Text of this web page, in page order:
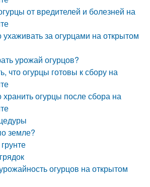
от вредителей и болезней на
ухаживать за огурцами на открытом
урожай огурцов?
что огурцы готовы к сбору на
хранить огурцы после сбора на
земле?
огурцов на открытом